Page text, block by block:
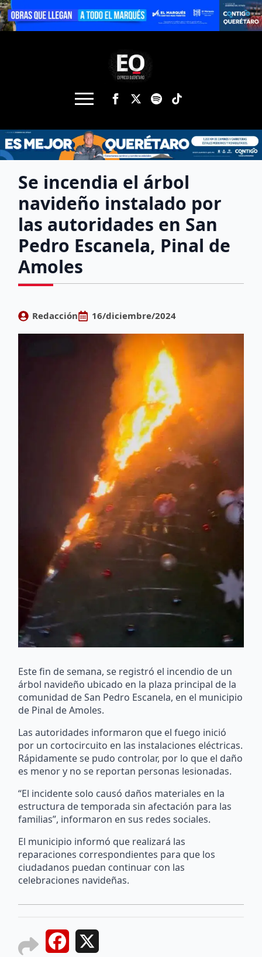
Se incendia el árbol
navideño instalado por
las autoridades en San
Pedro Escanela, Pinal de
Amoles
Redacción 16/diciembre/2024
Este fin de semana, se registró el incendio de un
árbol navideño ubicado en la plaza principal de la
comunidad de San Pedro Escanela, en el municipio
de Pinal de Amoles.
Las autoridades informaron que el fuego inició
por un cortocircuito en las instalaciones eléctricas.
Rápidamente se pudo controlar, por lo que el daño
es menor y no se reportan personas lesionadas.
“El incidente solo causó daños materiales en la
estructura de temporada sin afectación para las
familias”, informaron en sus redes sociales.
El municipio informó que realizará las
reparaciones correspondientes para que los
ciudadanos puedan continuar con las
celebraciones navideñas.
Facebook